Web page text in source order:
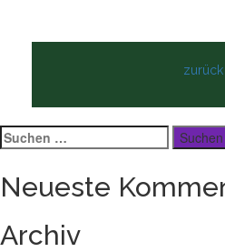
zurück
Suchen
nach:
Neueste
Archiv